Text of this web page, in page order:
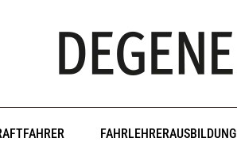
FAHRLEHRERAUSBILDUNG